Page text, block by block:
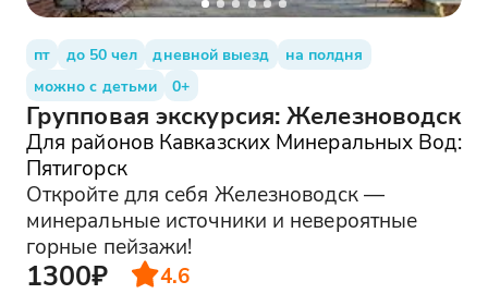
пт до 50 чел дневной выезд
на полдня
можно с детьми
0+
Групповая экскурсия: Железноводск
Для районов Кавказских Минеральных Вод:
Пятигорск
Откройте для себя Железноводск —
минеральные источники и невероятные
горные пейзажи!
1300₽ 4.6